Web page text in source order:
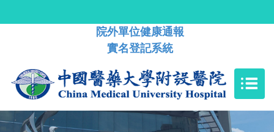
院外單位健康通報
實名登記系統